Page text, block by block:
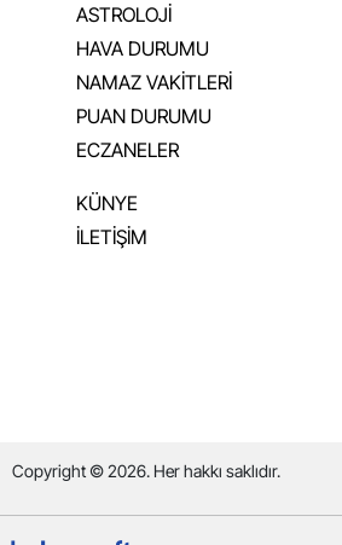
ASTROLOJİ
HAVA DURUMU
NAMAZ VAKİTLERİ
PUAN DURUMU
ECZANELER
KÜNYE
İLETİŞİM
Copyright © 2026. Her hakkı saklıdır.